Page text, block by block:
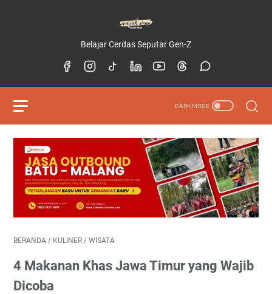
Belajar Cerdas Seputar Gen-Z
BERANDA / KULINER / WISATA
4 Makanan Khas Jawa Timur yang Wajib
Dicoba